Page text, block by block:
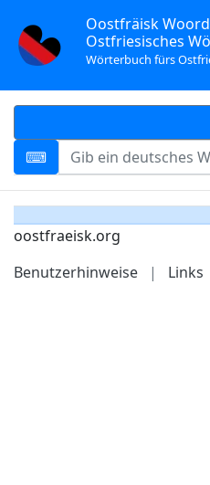
Oostfräisk
Ostfriesisches
Wörterbuch fürs
oostfraeisk.org
Benutzerhinweise
| Links